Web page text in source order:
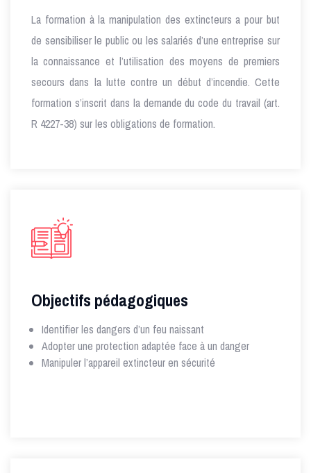
La formation à la manipulation des extincteurs a pour but
de sensibiliser le public ou les salariés d’une entreprise sur
la connaissance et l’utilisation des moyens de premiers
secours dans la lutte contre un début d’incendie. Cette
formation s’inscrit dans la demande du code du travail (art.
R 4227-38) sur les obligations de formation.
Objectifs pédagogiques
Identifier les dangers d’un feu naissant
Adopter une protection adaptée face à un danger
Manipuler l’appareil extincteur en sécurité